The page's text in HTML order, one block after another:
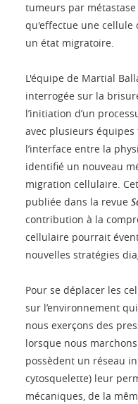
tumeurs par
qu'effectue une cellule
un état migratoire.
L'équipe de Martial
interrogée sur la
l’initiation d’un
avec plusieurs
l’interface entre la
identifié un nouveau
migration cellulaire.
publiée dans la revue
contribution à la
cellulaire pourrait
nouvelles stratégies
Pour se déplacer les
sur l’environnement
nous exerçons des
lorsque nous
possèdent un réseau
cytosquelette) leur
mécaniques, de la